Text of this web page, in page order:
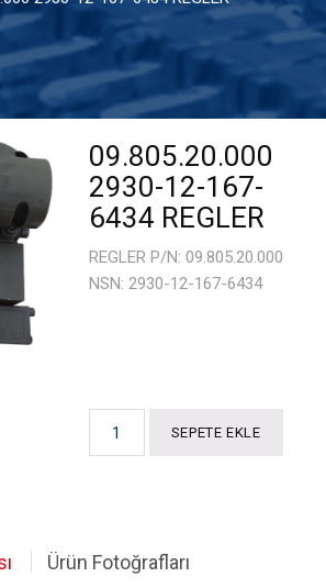
ve Diyotlar
09.805.20.000
2930-12-167-
6434 REGLER
REGLER P/N: 09.805.20.000
NSN: 2930-12-167-6434
SEPETE EKLE
Ürün Fotoğrafları